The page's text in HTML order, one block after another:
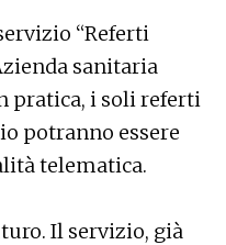
“Referti
sanitaria
pratica, i soli referti
potranno essere
telematica.
Il servizio, già